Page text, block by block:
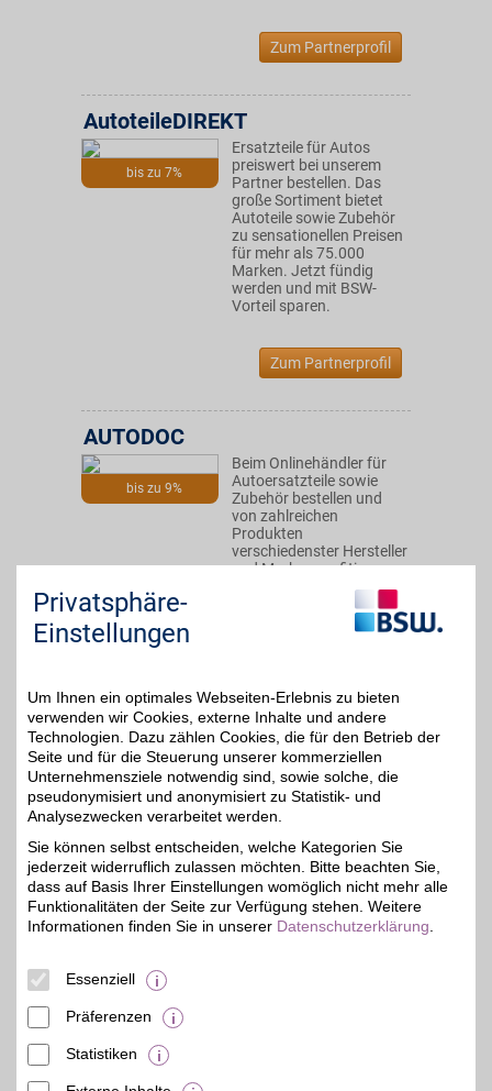
Zum Partnerprofil
bis zu 7%
AutoteileDIREKT
Ersatzteile für Autos
preiswert bei unserem
Partner bestellen. Das
große Sortiment bietet
Autoteile sowie Zubehör
zu sensationellen Preisen
für mehr als 75.000
Marken. Jetzt fündig
werden und mit BSW-
Vorteil sparen.
Zum Partnerprofil
bis zu 9%
AUTODOC
Beim Onlinehändler für
Autoersatzteile sowie
Zubehör bestellen und
von zahlreichen
Produkten
verschiedenster Hersteller
und Marken profitieren.
Für Autos, LKWs und
Motorräder. Jetzt den
BSW-Vorteil nutzen!
baum-bmwshop24.de
Für Ihren BMW, Mini oder
Ihr BMW-Motorrad. Von
praktischen Accessoires
Original-Ersatzteilen
finden Sie alles für
Komfort, Pflege und
Fahrfreude. So ist Ihr
Fahrzeug bestens
ausgestattet und
Privatsphäre-
Einstellungen
Um Ihnen ein optimales Webseiten-Erlebnis zu bieten
verwenden wir Cookies, externe Inhalte und andere
Technologien. Dazu zählen Cookies, die für den Betrieb der
Seite und für die Steuerung unserer kommerziellen
Unternehmensziele notwendig sind, sowie solche, die
pseudonymisiert und anonymisiert zu Statistik- und
Analysezwecken verarbeitet werden.
Sie können selbst entscheiden, welche Kategorien Sie
jederzeit widerruflich zulassen möchten. Bitte beachten Sie,
dass auf Basis Ihrer Einstellungen womöglich nicht mehr alle
Funktionalitäten der Seite zur Verfügung stehen. Weitere
Informationen finden Sie in unserer Datenschutzerklärung
Essenziell
Präferenzen
Statistiken